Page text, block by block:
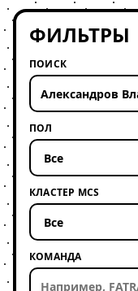
ФИЛЬТРЫ
ПОИСК
ПОЛ
КЛАСТЕР MCS
КОМАНДА